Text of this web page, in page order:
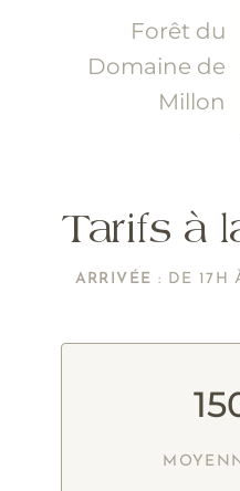
Forêt du
Domaine de
Millon
Tarifs à
ARRIVÉE : DE 17H